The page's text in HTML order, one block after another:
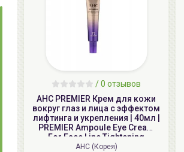
/0 отзывов
AHC PREMIER Крем для кожи
вокруг глаз и лица с эффектом
лифтинга и укрепления | 40мл |
PREMIER Ampoule Eye Cream
For Face Line Tightening
AHC (Корея)